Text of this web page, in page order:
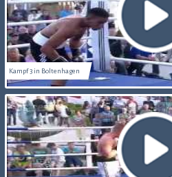
Kampf 3 in Boltenhagen